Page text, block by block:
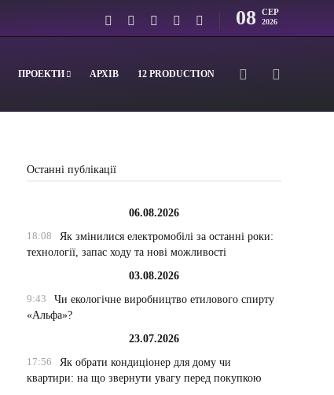
08 СЕР
2026
ПРОЕКТИ АРХІВ 12 PRODUCTION
Останні публікації
06.08.2026
18:08
Як змінилися електромобілі за останні роки:
технології, запас ходу та нові можливості
03.08.2026
9:43
Чи екологічне виробництво етилового спирту
«Альфа»?
23.07.2026
17:56
Як обрати кондиціонер для дому чи
квартири: на що звернути увагу перед покупкою